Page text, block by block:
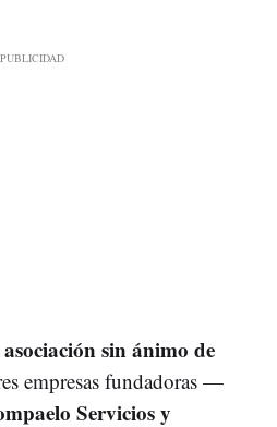
asociación sin ánimo de
empresas fundadoras —
Servicios y